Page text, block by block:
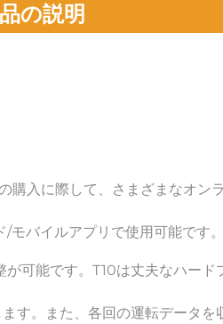
の説明
購入に際して、さまざまなオン
モバイルアプリで使用可能です。
可能です。T10は丈夫なハード
す。また、各回の運転データを